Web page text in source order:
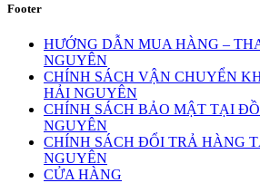
Footer
HƯỚNG DẪN MUA HÀNG –
NGUYÊN
CHÍNH SÁCH VẬN CHUYỂN
HẢI NGUYÊN
CHÍNH SÁCH BẢO MẬT TẠI
NGUYÊN
CHÍNH SÁCH ĐỔI TRẢ HÀNG
NGUYÊN
CỬA HÀNG